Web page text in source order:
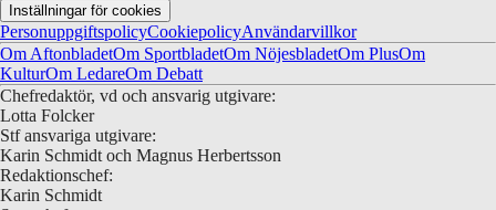
Inställningar för cookies
PersonuppgiftspolicyCookiepolicyAnvändarvillkor
Om AftonbladetOm SportbladetOm NöjesbladetOm PlusOm
KulturOm LedareOm Debatt
Chefredaktör, vd och ansvarig utgivare:
Lotta Folcker
Stf ansvariga utgivare:
Karin Schmidt och Magnus Herbertsson
Redaktionschef:
Karin Schmidt